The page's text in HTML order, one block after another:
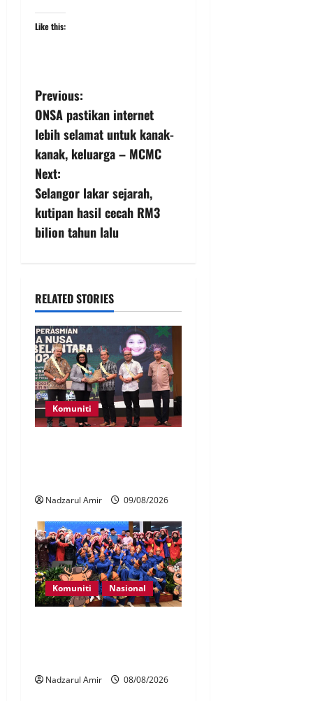
Like this:
Previous:
ONSA pastikan internet
lebih selamat untuk kanak-
kanak, keluarga – MCMC
Next:
Selangor lakar sejarah,
kutipan hasil cecah RM3
bilion tahun lalu
RELATED STORIES
Komuniti
Nadzarul Amir 09/08/2026
Komuniti Nasional
Nadzarul Amir 08/08/2026